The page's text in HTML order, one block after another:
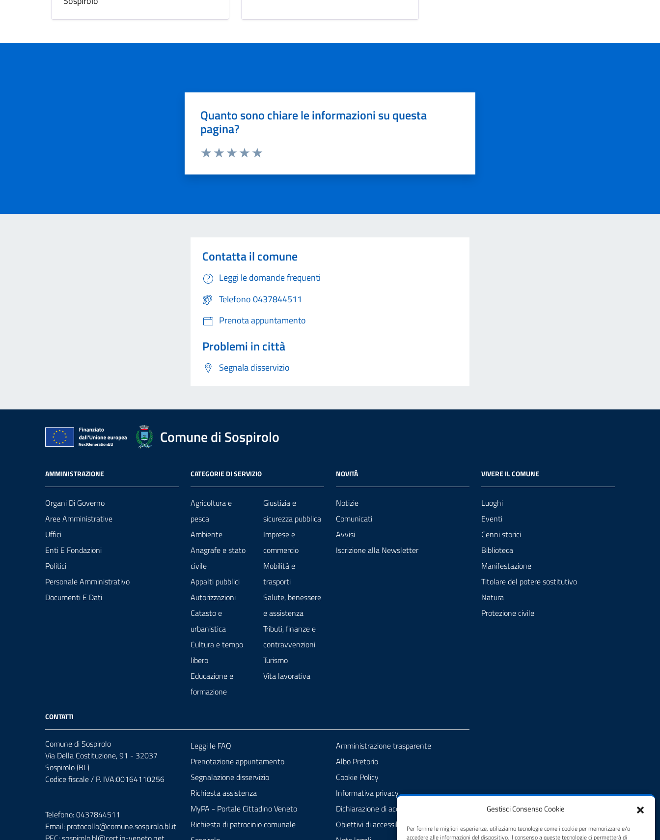
Gestisci Consenso Cookie
Per fornire le migliori esperienze, utilizziamo tecnologie come i cookie per memorizzare e/o
accedere alle informazioni del dispositivo. Il consenso a queste tecnologie ci permetterà di
Quanto sono chiare le informazioni su questa
pagina?
Contatta il comune
Leggi le domande frequenti
Telefono 0437844511
Prenota appuntamento
Problemi in città
Segnala disservizio
Comune di Sospirolo
AMMINISTRAZIONE
Organi Di Governo
Aree Amministrative
Uffici
Enti E Fondazioni
Politici
Personale Amministrativo
Documenti E Dati
CATEGORIE DI SERVIZIO
Agricoltura e
pesca
Ambiente
Anagrafe e stato
civile
Appalti pubblici
Autorizzazioni
Catasto e
urbanistica
Cultura e tempo
libero
Educazione e
formazione
Giustizia e
sicurezza pubblica
Imprese e
commercio
Mobilità e
trasporti
Salute, benessere
e assistenza
Tributi, finanze e
contravvenzioni
Turismo
Vita lavorativa
NOVITÀ
Notizie
Comunicati
Avvisi
Iscrizione alla Newsletter
VIVERE IL COMUNE
Luoghi
Eventi
Cenni storici
Biblioteca
Manifestazione
Titolare del potere sostitutivo
Natura
Protezione civile
CONTATTI
Comune di Sospirolo
Via Della Costituzione, 91 - 32037
Sospirolo (BL)
Codice fiscale / P. IVA:00164110256
Telefono: 0437844511
Email: protocollo@comune.sospirolo.bl.it
Leggi le FAQ
Prenotazione appuntamento
Segnalazione disservizio
Richiesta assistenza
MyPA - Portale Cittadino Veneto
Richiesta di patrocinio comunale
Amministrazione trasparente
Albo Pretorio
Cookie Policy
Informativa privacy
Dichiarazione di accessibilità
Obiettivi di accessibilità